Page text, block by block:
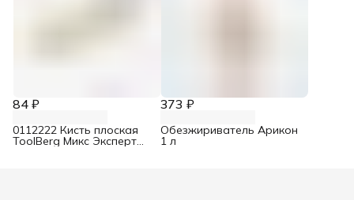
84 ₽
0112222 Кисть плоская
ToolBerg Микс Эксперт
373 ₽
Обезжириватель Арикон
1 л